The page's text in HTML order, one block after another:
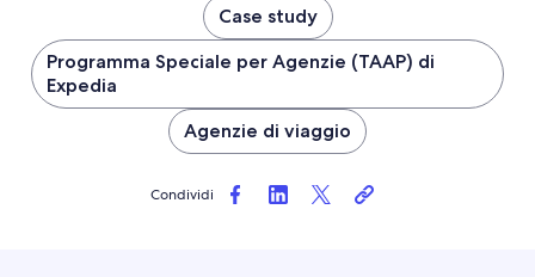
Case study
Programma Speciale per Agenzie (TAAP) di
Expedia
Agenzie di viaggio
Condividi